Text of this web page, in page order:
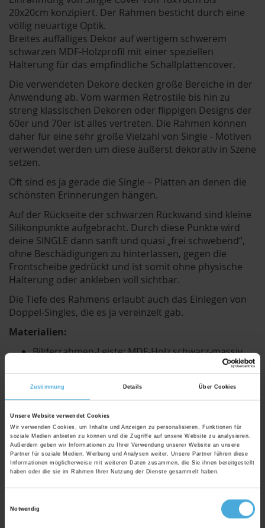
Zustimmung Details Über Cookies
Unsere Website verwendet Cookies
Wir verwenden Cookies, um Inhalte und Anzeigen zu personalisieren, Funktionen für
soziale Medien anbieten zu können und die Zugriffe auf unsere Website zu analysieren.
Außerdem geben wir Informationen zu Ihrer Verwendung unserer Website an unsere
Partner für soziale Medien, Werbung und Analysen weiter. Unsere Partner führen diese
Informationen möglicherweise mit weiteren Daten zusammen, die Sie ihnen bereitgestellt
haben oder die sie im Rahmen Ihrer Nutzung der Dienste gesammelt haben.
Notwendig
20x20cm konzipiert. Der Rahmen besticht durch eine
völlig neuartige Optik.
Breites auffälliges Dekor auf wertigem schwerem
schwarzen MDF-Holzprofil mit einer speziellen
Halterung für das empfindliche Schallplattencover.
Die verwendeten Dekore decken große Bereiche in der
Anwendung ab. Vom warmen Retrostile bis hin zu
streng klassischen Dekoren oder flippigen Designs der
60er und 70er ist alles vertreten. Die Rahmen können
daher für eine sehr große Vielzahl von Single - Motiven
verwendet werden um diese äußerst dekorativ in Szene
setzen.
Oft sind es ja gerade die Single – Platten an denen die
schönsten Erinnerungen hängen.
Auf der Rückseite der schwarzen Rückwand sind kleine
Silikonpunkte aufgebracht. Durch diese Punkte wird
deine SINGLE dann sanft und quasi „frei schwebend“,
ohne Beschädigungen zu hinterlassen, gegen die
Frontscheibe gedrückt und ist somit ohne physische
Halterung oder ankleben voll sichtbar.
Die Tiefe des Rahmens erlaubt auch das Einlegen von
Doppel-Singles, die es ja vereinzelt gab.
Materialien:
Bilderrahmen-Leiste: MDF-Holz schwarz-massiv
mit verschiedenen Dekoren. MDF-Holz ist ein
reines Holzfasermaterial, welches eine
hervorragende Ökobilanz aufweist und sehr
wertig ist.
Rahmen-Bauart: Wechselrahmen mit montierten
Wechselklammern und einer speziellen Rückwand
für die gefahrlose Halterung von Single-
Plattencover von 18x18cm bis 20x20cm
Silikonhaltepunkten.